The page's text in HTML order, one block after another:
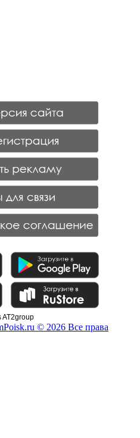
AT2group
© 2026 Все права